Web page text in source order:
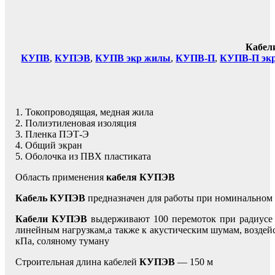
КУПВ,КУПЭВ,КУПВ экр жилы,КУПВ-П,КУПВ-П
1. Токопроводящая, медная жила
2. Полиэтиленовая изоляция
3. Пленка ПЭТ-Э
4. Общий экран
5. Оболочка из ПВХ пластиката
Область применения кабеля КУПЭВ
Кабель КУПЭВ предназначен для работы при
Кабели КУПЭВвыдерживают 100 перемоток при
линейным нагрузкам,а также к акустическим шумам,
кПа, соляному туману
Строительная длина кабелей КУПЭВ — 150 м